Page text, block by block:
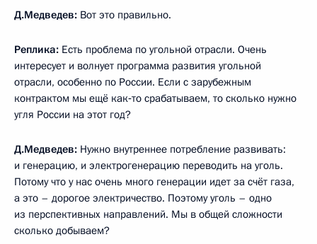
Д.Медведев: Вот это правильно.
Реплика: Есть проблема по угольной отрасли. Очень
интересует и волнует программа развития угольной
отрасли, особенно по России. Если с зарубежным
контрактом мы ещё как‑то срабатываем, то сколько нужно
угля России на этот год?
Д.Медведев: Нужно внутреннее потребление развивать:
и генерацию, и электрогенерацию переводить на уголь.
Потому что у нас очень много генерации идет за счёт газа,
а это – дорогое электричество. Поэтому уголь – одно
из перспективных направлений. Мы в общей сложности
сколько добываем?